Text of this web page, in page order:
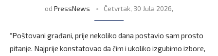
od PressNews Četvrtak, 30 Jula 2026,
“Poštovani građani, prije nekoliko dana postavio sam prosto
pitanje. Najprije konstatovao da čim i ukoliko izgubimo izbore,